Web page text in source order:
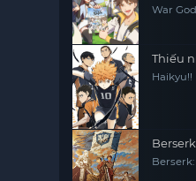
War
Thiếu
Haikyu!!